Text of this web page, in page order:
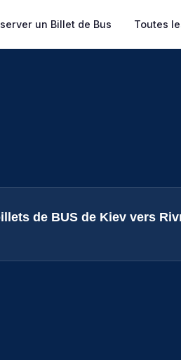
un Billet de Bus Toutes
de BUS de Kiev vers